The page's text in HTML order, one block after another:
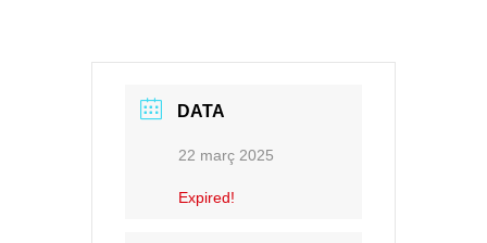
DATA
22 març 2025
Expired!